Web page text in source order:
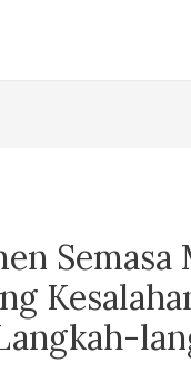
Semasa